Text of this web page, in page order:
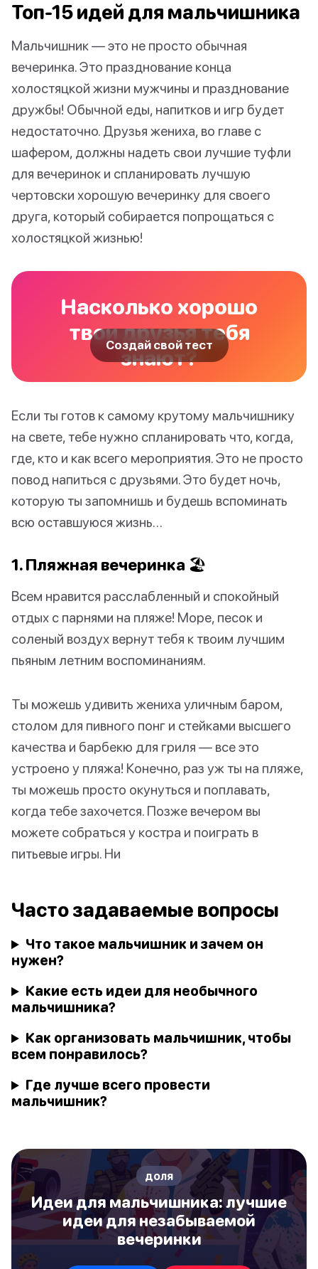
Топ-15 идей для мальчишника
Мальчишник — это не просто обычная
вечеринка. Это празднование конца
холостяцкой жизни мужчины и празднование
дружбы! Обычной еды, напитков и игр будет
недостаточно. Друзья жениха, во главе с
шафером, должны надеть свои лучшие туфли
для вечеринок и спланировать лучшую
чертовски хорошую вечеринку для своего
друга, который собирается попрощаться с
холостяцкой жизнью!
Насколько хорошо
твои друзья тебя
знают?
Создай свой тест
Если ты готов к самому крутому мальчишнику
на свете, тебе нужно спланировать что, когда,
где, кто и как всего мероприятия. Это не просто
повод напиться с друзьями. Это будет ночь,
которую ты запомнишь и будешь вспоминать
всю оставшуюся жизнь…
1. Пляжная вечеринка 🏖️
Всем нравится расслабленный и спокойный
отдых с парнями на пляже! Море, песок и
соленый воздух вернут тебя к твоим лучшим
пьяным летним воспоминаниям.
Ты можешь удивить жениха уличным баром,
столом для пивного понг и стейками высшего
качества и барбекю для гриля — все это
устроено у пляжа! Конечно, раз уж ты на пляже,
ты можешь просто окунуться и поплавать,
когда тебе захочется. Позже вечером вы
можете собраться у костра и поиграть в
питьевые игры. Ни
Часто задаваемые вопросы
Что такое мальчишник и зачем он
нужен?
Какие есть идеи для необычного
мальчишника?
Как организовать мальчишник, чтобы
всем понравилось?
Где лучше всего провести
мальчишник?
доля
Идеи для мальчишника: лучшие
идеи для незабываемой
вечеринки